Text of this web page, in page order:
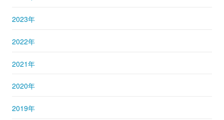
2023年
2022年
2021年
2020年
2019年